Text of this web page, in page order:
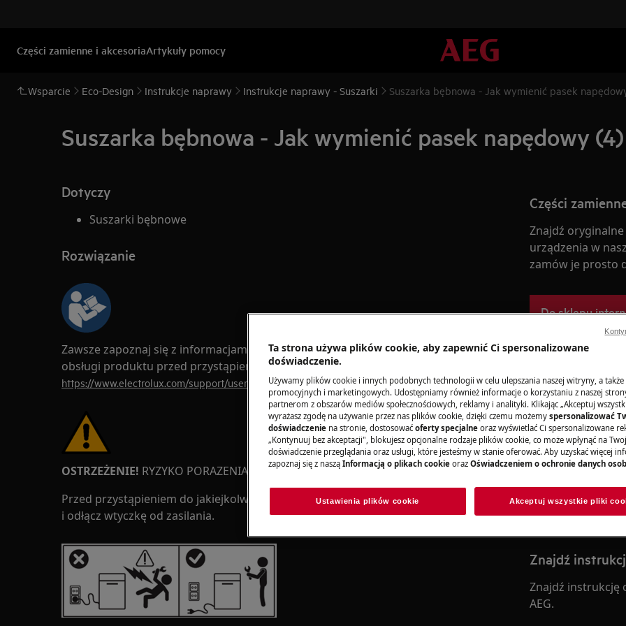
Części zamienne i akcesoriaArtykuły pomocy
Wsparcie Eco-Design Instrukcje naprawy Instrukcje naprawy - Suszarki Suszarka bębnowa - Jak wymienić pasek
Suszarka bębnowa - Jak wymienić pasek napędowy (4)
Dotyczy
Suszarki bębnowe
Rozwiązanie
Zawsze zapoznaj się z informacjami dotyczącymi bezpieczeństwa w instrukcji
obsługi produktu przed przystąpieniem do jakiejkolwiek naprawy lub konserwacji.
https://www.electrolux.com/support/user-manuals/
OSTRZEŻENIE! RYZYKO PORAZENIA PRĄDEM
Przed przystąpieniem do jakiejkolwiek naprawy lub konserwacji, wyłącz urządzenie
i odłącz wtyczkę od zasilania.
Części
Znajdź
urządzenia w
zamów je prosto
Do sklepu
Zamów wizytę
Niezależnie od
objęte
odpowiedni
Zarezerwuj
Znajdź
Znajdź instrukcję
AEG.
Ta strona używa plików cookie, aby zapewnić Ci spersonalizowane
doświadczenie.
Używamy plików cookie i innych podobnych technologii w celu ulepszania naszej witryny, a także
promocyjnych i marketingowych. Udostępniamy również informacje o korzystaniu z naszej
partnerom z obszarów mediów społecznościowych, reklamy i analityki. Klikając „Akceptuj
wyrażasz zgodę na używanie przez nas plików cookie, dzięki czemu możemy spersonalizować
doświadczenie na stronie, dostosować oferty specjalne oraz wyświetlać Ci spersonalizowane
„Kontynuuj bez akceptacji", blokujesz opcjonalne rodzaje plików cookie, co może wpłynąć na
doświadczenie przeglądania oraz usługi, które jesteśmy w stanie oferować. Aby uzyskać więcej
zapoznaj się z naszą Informacją o plikach cookie oraz Oświadczeniem o ochronie danych
Ustawienia plików cookie Akceptuj wszystkie pliki